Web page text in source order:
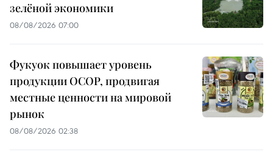
зелёной экономики
08/08/2026 07:00
Фукуок повышает уровень
продукции OCOP, продвигая
местные ценности на мировой
рынок
08/08/2026 02:38